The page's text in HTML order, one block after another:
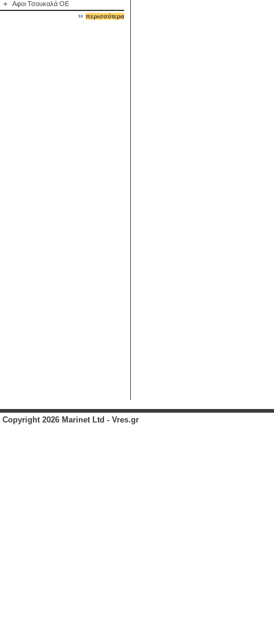
+ Αφοι Τσουκαλά ΟΕ
περισσότερα
Copyright 2026 Marinet Ltd - Vres.gr